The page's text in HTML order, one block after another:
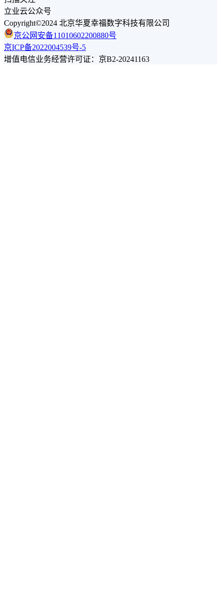
立业云公众号
Copyright©2024 北京华夏幸福数字科技有限公司
京公网安备11010602200880号
京ICP备2022004539号-5
增值电信业务经营许可证：京B2-20241163